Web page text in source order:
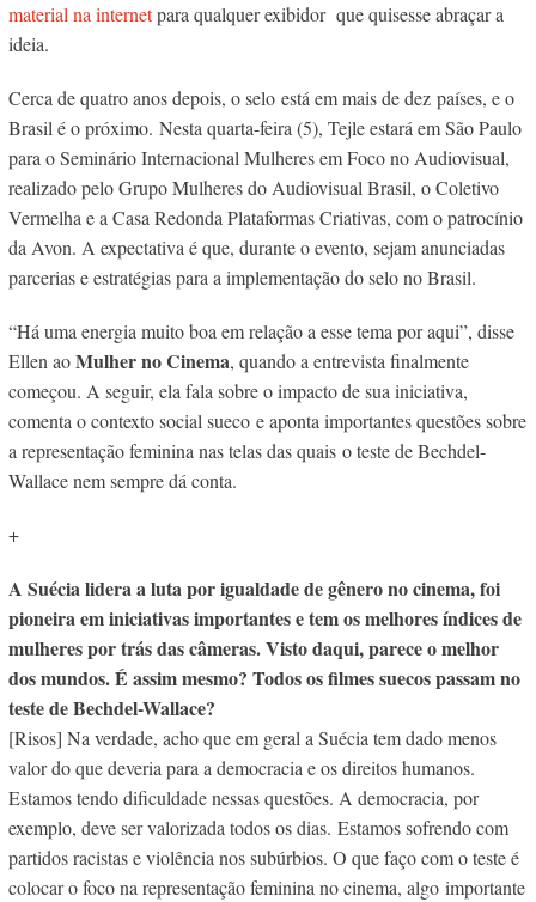
material na internetpara qualquer exibidor que quisesse abraçar a
ideia.
Cerca de quatro anos depois, o selo está em mais de dez países, e o
Brasil é o próximo. Nesta quarta-feira (5), Tejle estará em São Paulo
para o Seminário Internacional Mulheres em Foco no Audiovisual,
realizado pelo Grupo Mulheres do Audiovisual Brasil, o Coletivo
Vermelha e a Casa Redonda Plataformas Criativas, com o patrocínio
da Avon. A expectativa é que, durante o evento, sejam anunciadas
parcerias e estratégias para a implementação do selo no Brasil.
“Há uma energia muito boa em relação a esse tema por aqui”, disse
Ellen aoMulher no Cinema, quando a entrevista finalmente
começou. A seguir, ela fala sobre o impacto de sua iniciativa,
comenta o contexto social sueco e aponta importantes questões sobre
a representação feminina nas telas das quais o teste de Bechdel-
Wallace nem sempre dá conta.
+
A Suécia lidera a luta por igualdade de gênero no cinema, foi
pioneira em iniciativas importantes e tem os melhores índices de
mulheres por trás das câmeras. Visto daqui, parece o melhor
dos mundos. É assim mesmo? Todos os filmes suecos passam no
teste de Bechdel-Wallace?
[Risos] Na verdade, acho que em geral a Suécia tem dado menos
valor do que deveria para a democracia e os direitos humanos.
Estamos tendo dificuldade nessas questões. A democracia, por
exemplo, deve ser valorizada todos os dias. Estamos sofrendo com
partidos racistas e violência nos subúrbios. O que faço com o teste é
colocar o foco na representação feminina no cinema, algo importante